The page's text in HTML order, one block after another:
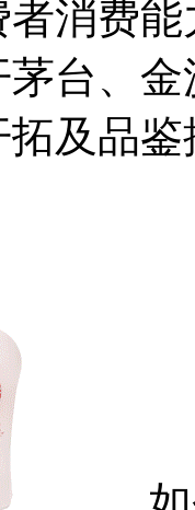
消费
台、
及品鉴